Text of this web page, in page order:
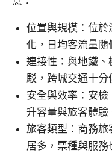
位置與規模：位
化，日均客流量隨
連接性：與地鐵
駁，跨城交通十分
安全與效率：安
升容量與旅客體驗
旅客類型：商務
居多，票種與服務